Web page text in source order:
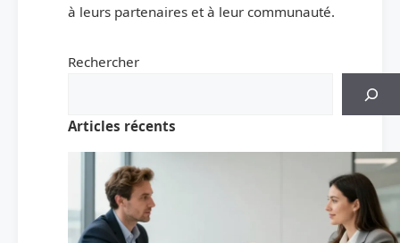
à leurs partenaires et à leur communauté.
Rechercher
Articles récents